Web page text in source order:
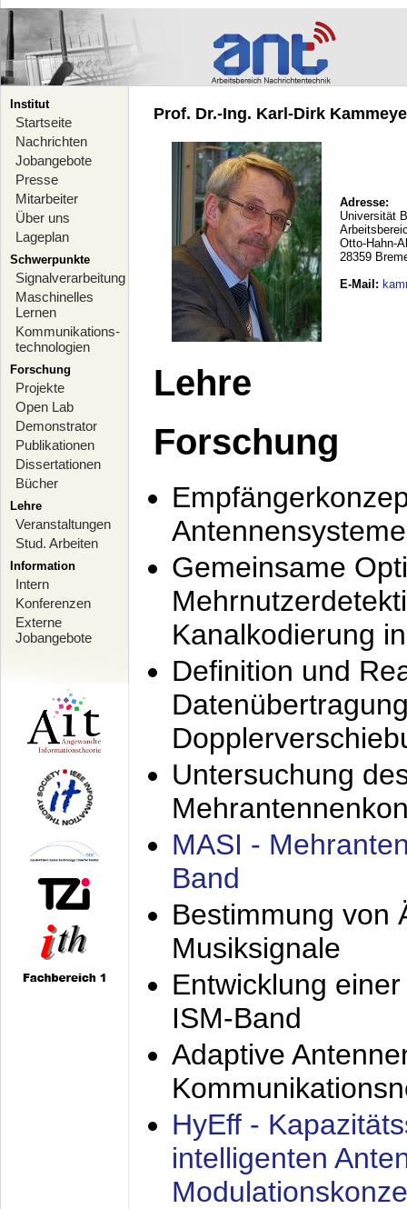
Institut
Startseite
Nachrichten
Jobangebote
Presse
Mitarbeiter
Über uns
Lageplan
Schwerpunkte
Signalverarbeitung
Maschinelles
Lernen
Kommunikations-
technologien
Forschung
Projekte
Open Lab
Demonstrator
Publikationen
Dissertationen
Bücher
Lehre
Veranstaltungen
Stud. Arbeiten
Information
Intern
Konferenzen
Externe
Jobangebote
Prof. Dr.-Ing. Karl-Dirk
Adresse:
Universität
Otto-Hahn-
28359
E-Mail :
Lehre
Forschung
Antennensysteme
Gemeinsame
Kanalkodierung
Definition und
Untersuchung
MASI -
Band
Bestimmung von
Musiksignale
Entwicklung
ISM-Band
Adaptive
HyEff -
intelligenten